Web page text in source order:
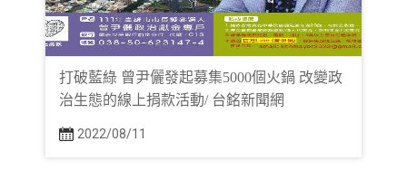
打破藍綠 曾尹儷發起募集5000個火鍋 改變政
治生態的線上捐款活動/ 台銘新聞網
2022/08/11